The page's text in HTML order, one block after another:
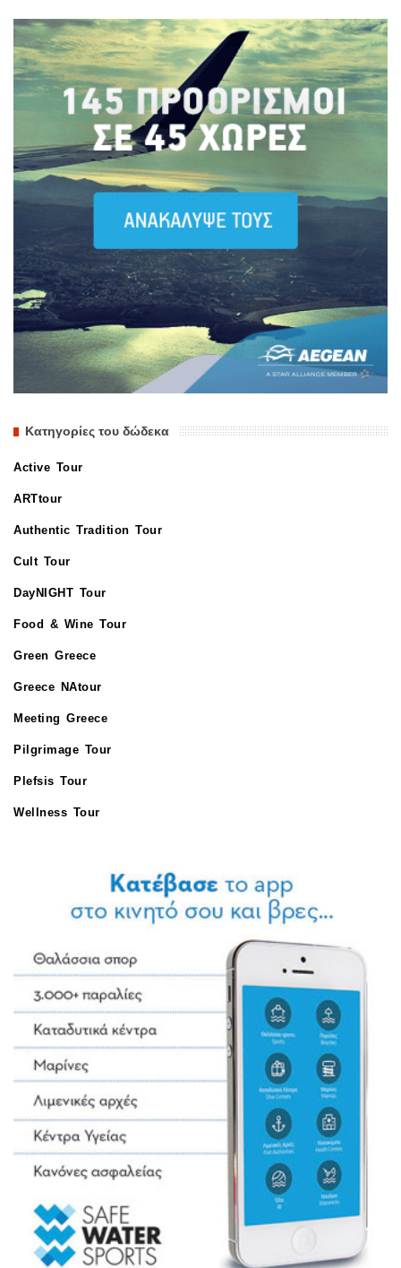
Κατηγορίες του δώδεκα
Active Tour
ARTtour
Authentic Tradition Tour
Cult Tour
DayNIGHT Tour
Food & Wine Tour
Green Greece
Greece NAtour
Meeting Greece
Pilgrimage Tour
Plefsis Tour
Wellness Tour